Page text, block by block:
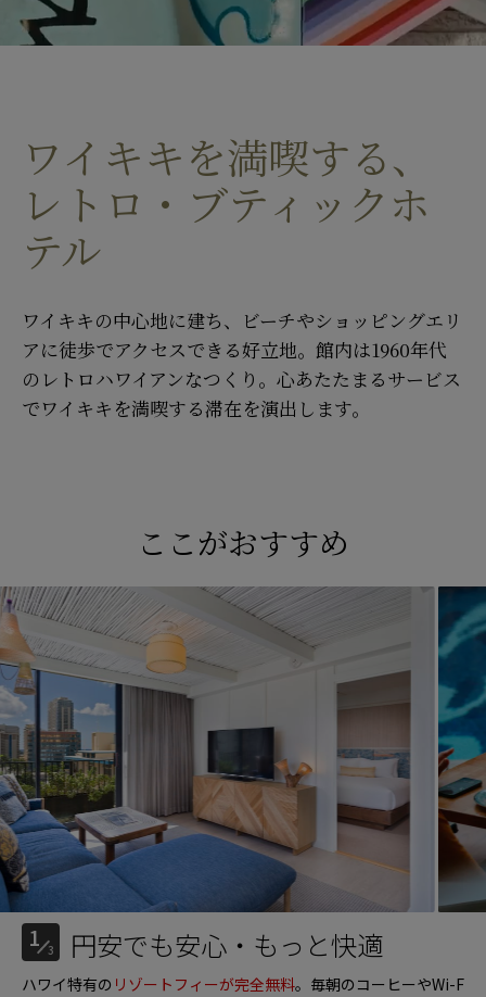
ワイキキを満喫する、
レトロ・ブティックホ
テル
ワイキキの中心地に建ち、ビーチやショッピングエリ
アに徒歩でアクセスできる好立地。館内は1960年代
のレトロハワイアンなつくり。心あたたまるサービス
でワイキキを満喫する滞在を演出します。
ここがおすすめ
1 3 円安でも安心・もっと快適
ハワイ特有の リゾートフィーが完全無料。毎朝のコーヒーやWi-F